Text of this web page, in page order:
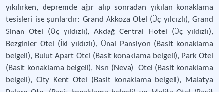
yıkılırken, depremde ağır alıp sonradan yıkılan konaklama
tesisleri ise şunlardır: Grand Akkoza Otel (Üç yıldızlı), Grand
Sinan Otel (Üç yıldızlı), Akdağ Central Hotel (Üç yıldızlı),
Bezginler Otel (İki yıldızlı), Ünal Pansiyon (Basit konaklama
belgeli), Bulut Apart Otel (Basit konaklama belgeli), Park Otel
(Basit konaklama belgeli), Nsn (Neva) Otel (Basit konaklama
belgeli), City Kent Otel (Basit konaklama belgeli), Malatya